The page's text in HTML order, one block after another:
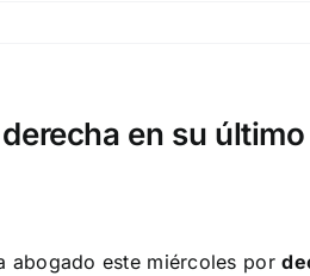
en su
abogado este miércoles por